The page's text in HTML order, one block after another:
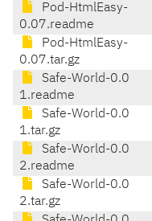
Pod-HtmlEasy-
0.07.readme
Pod-HtmlEasy-
0.07.tar.gz
Safe-World-0.0
1.readme
Safe-World-0.0
1.tar.gz
Safe-World-0.0
2.readme
Safe-World-0.0
2.tar.gz